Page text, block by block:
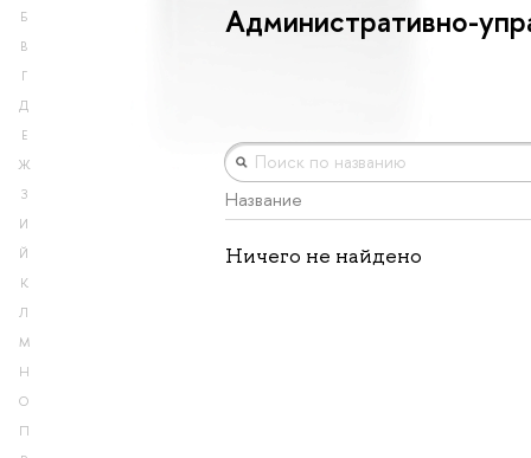
Б
В
Г
Д
Е
Ж
З
И
Й
К
Л
М
Н
О
П
Административно-
Название
Ничего не найдено